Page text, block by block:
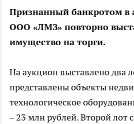
Признанный банкротом в
ООО «ЛМЗ» повторно
имущество на торги.
На аукцион выставлено два
представлены объекты
технологическое
– 23 млн рублей. Второй